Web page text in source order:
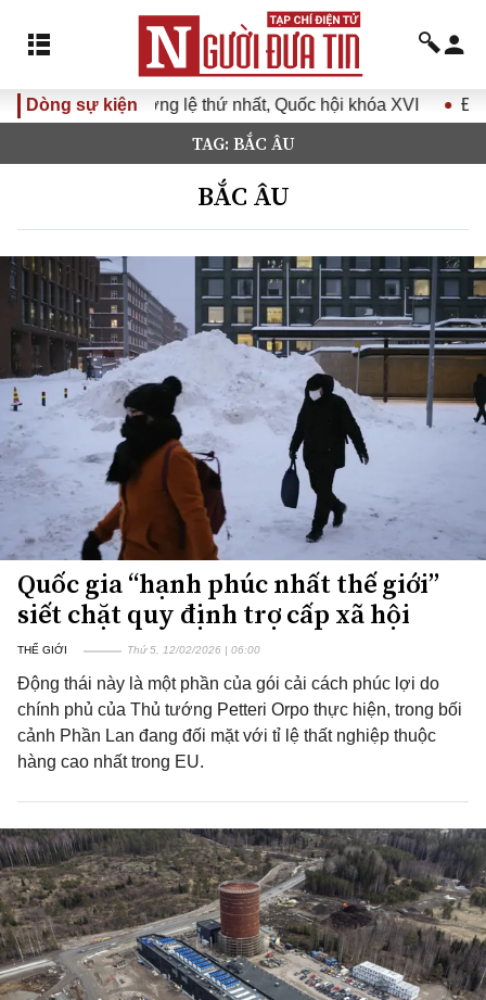
Dòng sự kiện
nhất, Quốc hội khóa XVI Đưa Nghị quyết Đại hội
TAG: BẮC ÂU
BẮC ÂU
Quốc gia “hạnh phúc nhất thế giới”
siết chặt quy định trợ cấp xã hội
THẾ GIỚI Thứ 5, 12/02/2026 | 06:00
Động thái này là một phần của gói cải cách phúc lợi do
chính phủ của Thủ tướng Petteri Orpo thực hiện, trong bối
cảnh Phần Lan đang đối mặt với tỉ lệ thất nghiệp thuộc
hàng cao nhất trong EU.